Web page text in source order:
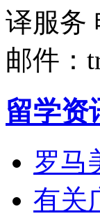
译服务
邮件：
留学资
罗马
有关